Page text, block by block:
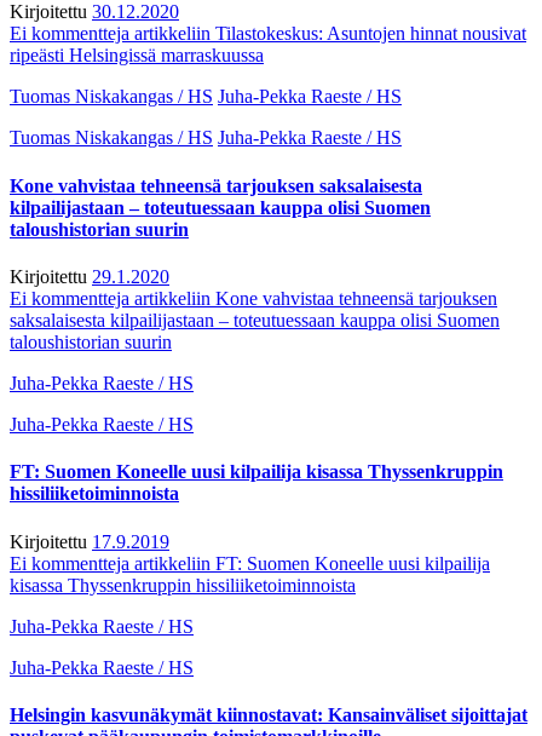
Kirjoitettu 30.12.2020
Ei kommentteja artikkeliin Tilastokeskus: Asuntojen hinnat nousivat
ripeästi Helsingissä marraskuussa
Tuomas Niskakangas / HS Juha-Pekka Raeste / HS
Tuomas Niskakangas / HS Juha-Pekka Raeste / HS
Kone vahvistaa tehneensä tarjouksen saksalaisesta
kilpailijastaan – toteutuessaan kauppa olisi Suomen
taloushistorian suurin
Kirjoitettu 29.1.2020
Ei kommentteja artikkeliin Kone vahvistaa tehneensä tarjouksen
saksalaisesta kilpailijastaan – toteutuessaan kauppa olisi Suomen
taloushistorian suurin
Juha-Pekka Raeste / HS
Juha-Pekka Raeste / HS
FT: Suomen Koneelle uusi kilpailija kisassa Thyssenkruppin
hissiliiketoiminnoista
Kirjoitettu 17.9.2019
Ei kommentteja artikkeliin FT: Suomen Koneelle uusi kilpailija
kisassa Thyssenkruppin hissiliiketoiminnoista
Juha-Pekka Raeste / HS
Juha-Pekka Raeste / HS
Helsingin kasvunäkymät kiinnostavat: Kansainväliset sijoittajat